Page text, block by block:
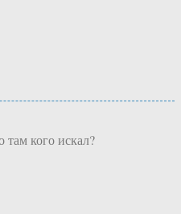
кого искал?